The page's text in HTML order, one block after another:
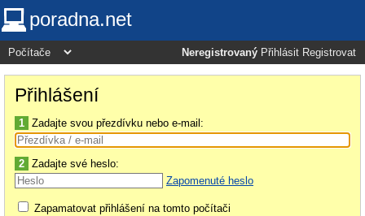
poradna.net
Neregistrovaný Přihlásit Registrovat
Přihlášení
1 Zadajte svou přezdívku nebo e-mail:
2 Zadajte své heslo:
Zapomenuté heslo
Zapamatovat přihlášení na tomto počítači